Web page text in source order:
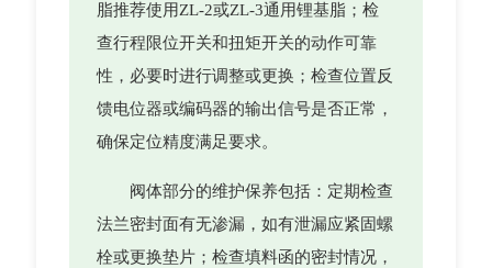
脂推荐使用ZL-2或ZL-3通用锂基脂；检
查行程限位开关和扭矩开关的动作可靠
性，必要时进行调整或更换；检查位置反
馈电位器或编码器的输出信号是否正常，
确保定位精度满足要求。
阀体部分的维护保养包括：定期检查
法兰密封面有无渗漏，如有泄漏应紧固螺
栓或更换垫片；检查填料函的密封情况，